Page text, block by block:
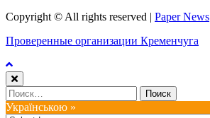
Copyright © All rights reserved
Paper News
Проверенные организации Кременчуга
Найти:
Українською »